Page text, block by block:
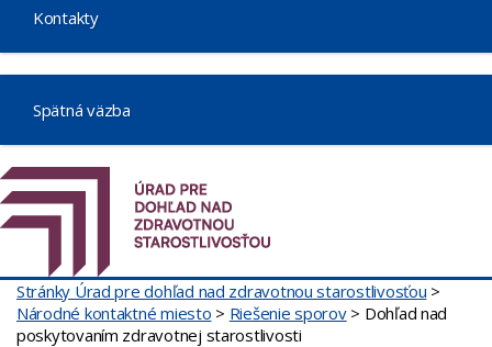
Kontakty
Spätná väzba
Stránky Úrad pre dohľad nad zdravotnou starostlivosťou >
Národné kontaktné miesto > Riešenie sporov> Dohľad nad
poskytovaním zdravotnej starostlivosti